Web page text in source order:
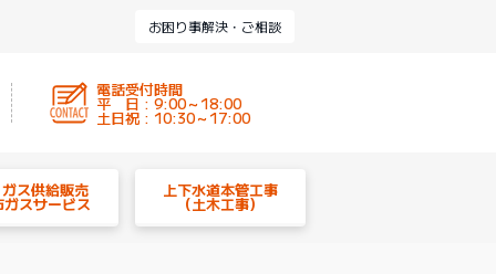
お困り事解決・ご相談
電話受付時間
平 日 : 9:00～18:00
土日祝 : 10:30～17:00
ス供給販売
ガスサービス
上下水道本管工事
（土木工事）